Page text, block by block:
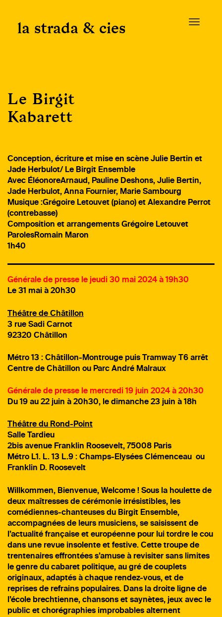
content
T
i
n
la strada & cies
Le Birgit
Kabarett
Conception, écriture et mise en scène Julie Bertin et
Jade Herbulot/ Le Birgit Ensemble
Avec ÉléonoreArnaud, Pauline Deshons, Julie Bertin,
Jade Herbulot, Anna Fournier, Marie Sambourg
Musique :Grégoire Letouvet (piano) et Alexandre Perrot
(contrebasse)
Composition et arrangements Grégoire Letouvet
ParolesRomain Maron
1h40
Générale de presse le jeudi 30 mai 2024 à 19h30
Le 31 mai à 20h30
Théâtre de Châtillon
3 rue Sadi Carnot
92320 Châtillon
Métro 13 : Châtillon-Montrouge puis Tramway T6 arrêt
Centre de Châtillon ou Parc André Malraux
Générale de presse le mercredi 19 juin 2024 à 20h30
Du 19 au 22 juin à 20h30, le dimanche 23 juin à 18h
Théâtre du Rond-Point
Salle Tardieu
2bis avenue Franklin Roosevelt, 75008 Paris
Métro L1. L. 13 L.9 : Champs-Elysées Clémenceau ou
Franklin D. Roosevelt
Willkommen, Bienvenue, Welcome ! Sous la houlette de
deux maîtresses de cérémonie irrésistibles, les
comédiennes-chanteuses du Birgit Ensemble,
accompagnées de leurs musiciens, se saisissent de
l’actualité française et européenne pour lui tordre le cou
dans une revue insolente et festive. Cette troupe de
trentenaires effrontées s’amuse à revisiter sans limites
le genre du cabaret politique, au gré de couplets
originaux, adaptés à chaque rendez-vous, et de
reprises de refrains populaires. Dans la droite ligne de
l’école brechtienne, chansons et saynètes, jeux avec le
public et chorégraphies improbables alternent